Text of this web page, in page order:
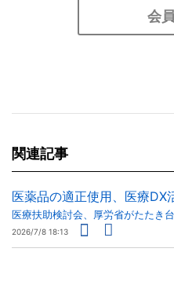
会
関連記事
医薬品の適正使用、医療DX
医療扶助検討会、厚労省がたたき台
2026/7/8 18:13